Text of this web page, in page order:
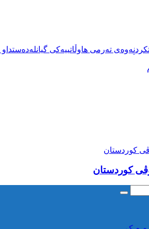
تەرمی هاوڵاتییەکی
دوو گەنج لەلایەن هێزە ئەمنییەکانی
خەڵکی سەردەشت لە کاتی کۆڵبەری لە
کوژرانی دوو هاوڵاتی لە کاتی
کوردستان